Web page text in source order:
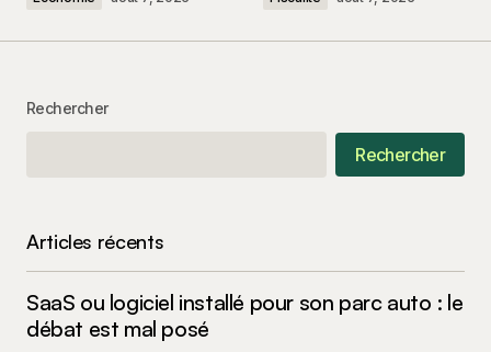
dans le navigateur pour mon prochain
Submit Comment
Rechercher
Rechercher
Articles récents
SaaS ou logiciel installé pour son parc auto : le
débat est mal posé